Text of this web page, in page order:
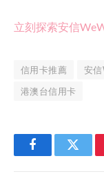
立刻探索安信
信用卡推薦 安
港澳台信用卡
Facebook